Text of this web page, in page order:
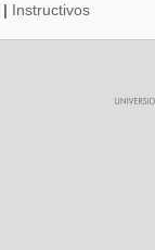
| Instructivos